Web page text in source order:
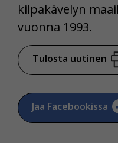
kilpakävelyn
vuonna 1993.
Tulosta uutinen
Jaa Facebookissa